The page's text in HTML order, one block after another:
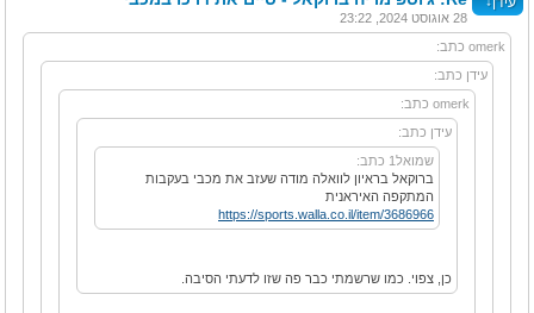
28 אוגוסט 2024, 23:22
omerk כתב:
עידן כתב:
omerk כתב:
עידן כתב:
שמואל1 כתב:
ברוקאל בראיון לוואלה מודה שעזב את מכבי בעקבות
המתקפה האיראנית
https://sports.walla.co.il/item/3686966
כן, צפוי. כמו שרשמתי כבר פה שזו לדעתי הסיבה.